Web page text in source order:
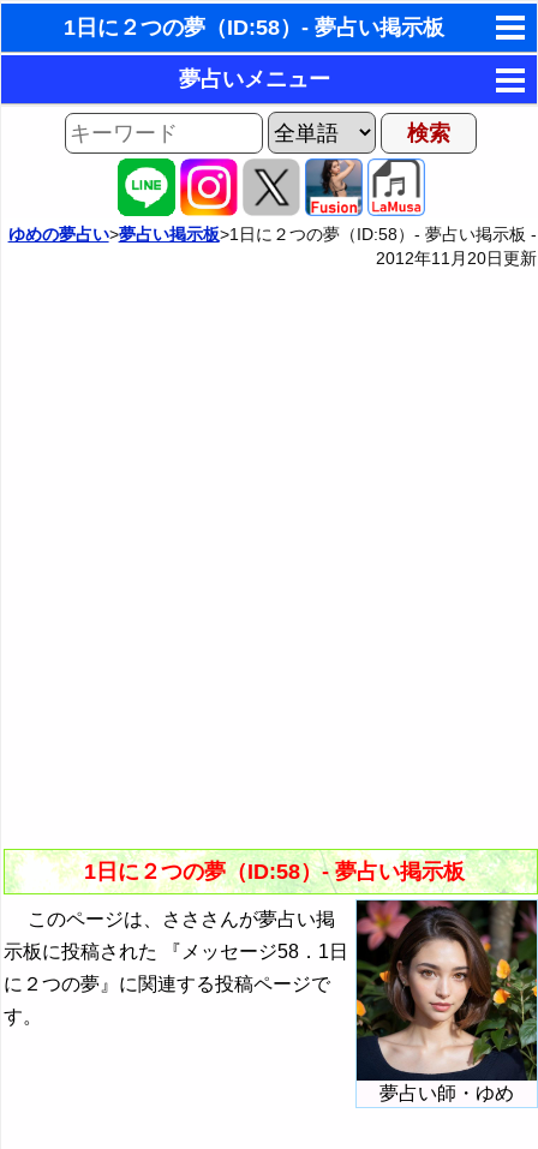
1日に２つの夢（ID:58）- 夢占い掲示板
東洋・西洋占星術
ホラリー占星術
手相占いで未来診断
タロットカードで無料占い
夢占いメニュー
AIゆめの夢占いチャット
夢占い掲示板
ゆめの夢占い>夢占い掲示板>1日に２つの夢（ID:58）- 夢占い掲示板 -
2012年11月20日更新
1日に２つの夢（ID:58）- 夢占い掲示板
夢占い師・ゆめ
このページは、さささんが夢占い掲
示板に投稿された 『メッセージ58．1日
に２つの夢』に関連する投稿ページで
す。